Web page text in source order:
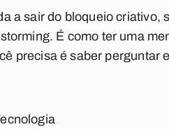
a sair do bloqueio criativo,
É como ter uma
precisa é saber perguntar